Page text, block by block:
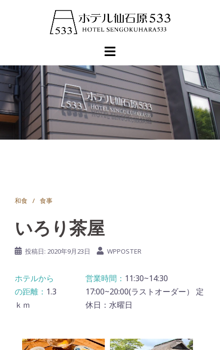
へ
ス
キ
ッ
プ
和食 食事
いろり茶屋
投稿日: 2020年9月23日 WPPOSTER
1.3
ｋｍ
11:30~14:30
17:00~20:00(ラストオーダー） 定
休日：水曜日